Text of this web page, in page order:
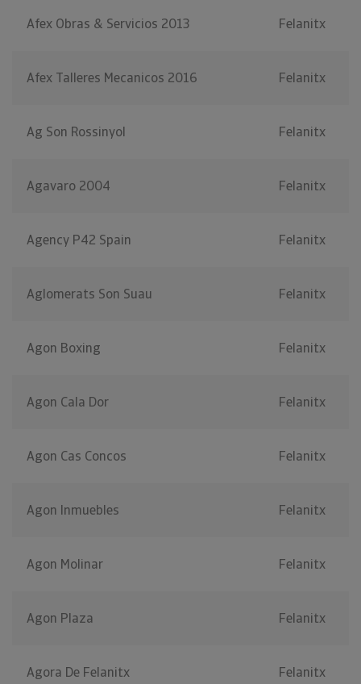
Afex Obras & Servicios 2013 Felanitx
Afex Talleres Mecanicos 2016 Felanitx
Ag Son Rossinyol Felanitx
Agavaro 2004 Felanitx
Agency P42 Spain Felanitx
Aglomerats Son Suau Felanitx
Agon Boxing Felanitx
Agon Cala Dor Felanitx
Agon Cas Concos Felanitx
Agon Inmuebles Felanitx
Agon Molinar Felanitx
Agon Plaza Felanitx
Agora De Felanitx Felanitx